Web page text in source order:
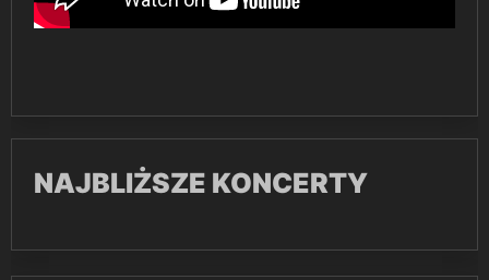
NAJBLIŻSZE KONCERTY